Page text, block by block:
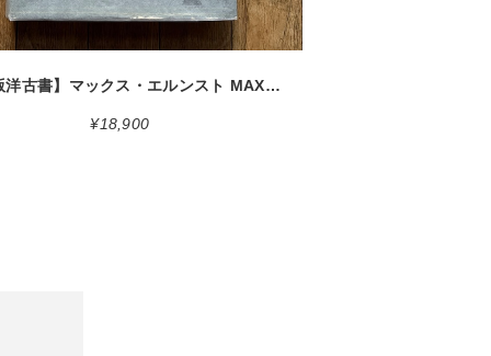
【絶版洋古書】マックス・エルンスト MAX ERNST Life and Work John Russell Harry N. Abrams 1967[ 3100047 ]
¥18,900